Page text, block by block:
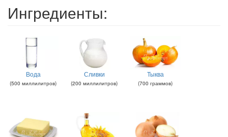
Ингредиенты:
Вода
(500 миллилитров)
Сливки
(200 миллилитров)
Тыква
(700 граммов)